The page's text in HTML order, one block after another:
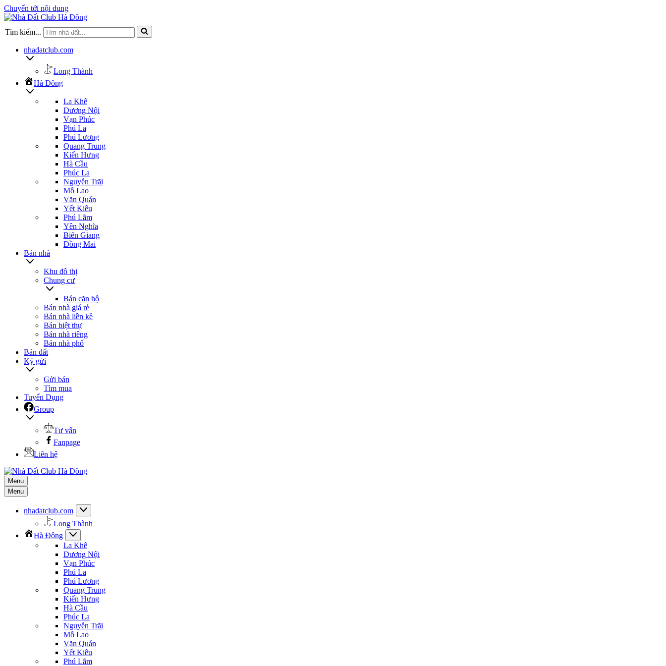
Chuyển tới nội dung
Tìm kiếm...
nhadatclub.com
Long Thành
Hà Đông
La Khê
Dương Nội
Vạn Phúc
Phú La
Phú Lương
Quang Trung
Kiến Hưng
Hà Cầu
Phúc La
Nguyễn Trãi
Mỗ Lao
Văn Quán
Yết Kiêu
Phú Lãm
Yên Nghĩa
Biên Giang
Đồng Mai
Bán nhà
Khu đô thị
Chung cư
Bán căn hộ
Bán nhà giá rẻ
Bán nhà liền kề
Bán biệt thự
Bán nhà riêng
Bán nhà phố
Bán đất
Ký gửi
Gửi bán
Tìm mua
Tuyển Dụng
Group
Tư vấn
Fanpage
Liên hệ
Menu
Menu
nhadatclub.com
Long Thành
Hà Đông
La Khê
Dương Nội
Vạn Phúc
Phú La
Phú Lương
Quang Trung
Kiến Hưng
Hà Cầu
Phúc La
Nguyễn Trãi
Mỗ Lao
Văn Quán
Yết Kiêu
Phú Lãm